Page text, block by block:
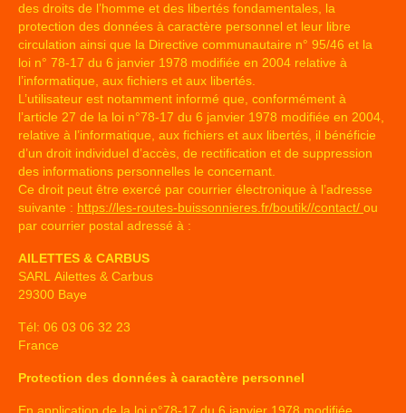
des droits de l’homme et des libertés fondamentales, la
protection des données à caractère personnel et leur libre
circulation ainsi que la Directive communautaire n° 95/46 et la
loi n° 78-17 du 6 janvier 1978 modifiée en 2004 relative à
l’informatique, aux fichiers et aux libertés.
L’utilisateur est notamment informé que, conformément à
l’article 27 de la loi n°78-17 du 6 janvier 1978 modifiée en 2004,
relative à l’informatique, aux fichiers et aux libertés, il bénéficie
d’un droit individuel d’accès, de rectification et de suppression
des informations personnelles le concernant.
Ce droit peut être exercé par courrier électronique à l’adresse
suivante : https://les-routes-buissonnieres.fr/boutik//contact/ ou
par courrier postal adressé à :
AILETTES & CARBUS
SARL Ailettes & Carbus
29300 Baye
Tél: 06 03 06 32 23
France
Protection des données à caractère personnel